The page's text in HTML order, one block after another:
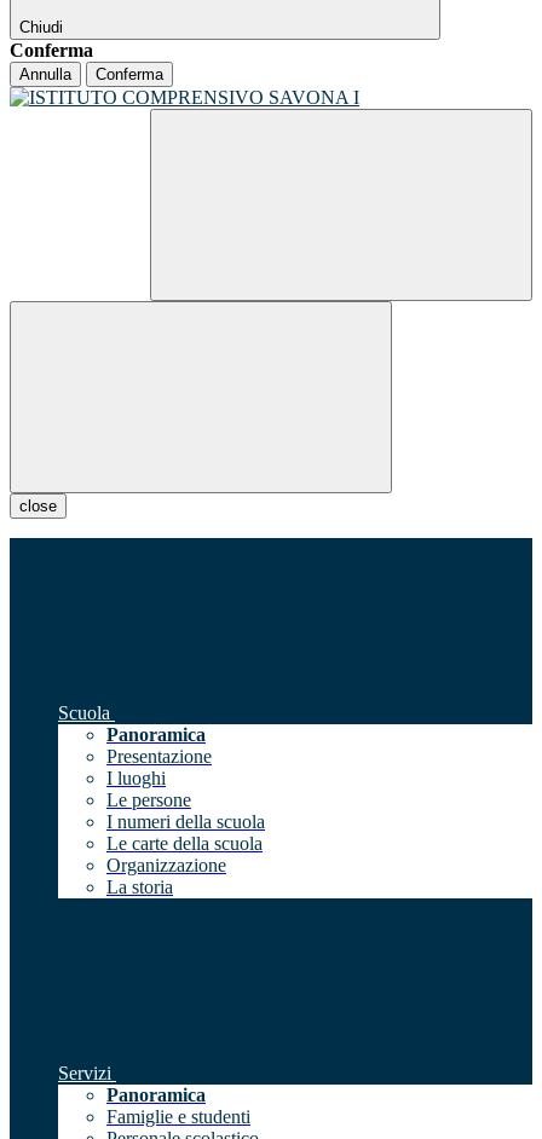
Chiudi
Conferma
Annulla Conferma
close
Scuola
Panoramica
Presentazione
I luoghi
Le persone
I numeri della scuola
Le carte della scuola
Organizzazione
La storia
Servizi
Panoramica
Famiglie e studenti